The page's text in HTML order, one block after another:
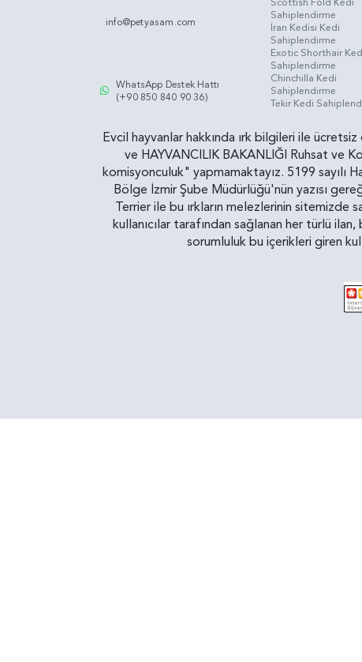
info@petyasam.com
WhatsApp Destek Hattı
(+90 850 840 90 36)
Sahiplendirme
İran Kedisi Kedi
Sahiplendirme
Exotic Shorthair
Sahiplendirme
Chinchilla Kedi
Sahiplendirme
Tekir Kedi
Evcil hayvanlar hakkında ırk bilgileri ile
ve HAYVANCILIK BAKANLIĞI Ruhsat ve
komisyonculuk" yapmamaktayız. 5199 sayılı
Bölge İzmir Şube Müdürlüğü'nün yazısı
Terrier ile bu ırkların melezlerinin sitemizde
kullanıcılar tarafından sağlanan her türlü
sorumluluk bu içerikleri giren